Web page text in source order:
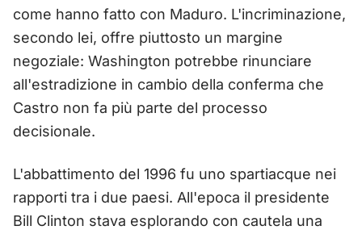
come hanno fatto con Maduro. L'incriminazione,
secondo lei, offre piuttosto un margine
negoziale: Washington potrebbe rinunciare
all'estradizione in cambio della conferma che
Castro non fa più parte del processo
decisionale.
L'abbattimento del 1996 fu uno spartiacque nei
rapporti tra i due paesi. All'epoca il presidente
Bill Clinton stava esplorando con cautela una